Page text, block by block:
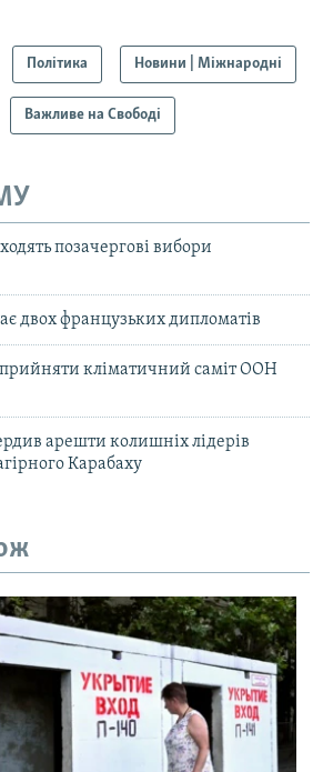
Політика Новини | Міжнародні
Важливе на Свободі
позачергові вибори
двох французьких дипломатів
кліматичний саміт ООН
арешти колишніх лідерів
Карабаху